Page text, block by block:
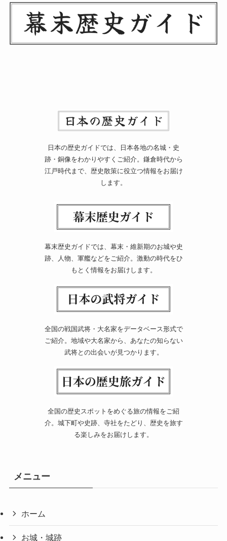
日本の歴史ガイドでは、日本各地の名城・史
跡・銅像をわかりやすくご紹介。鎌倉時代から
江戸時代まで、歴史散策に役立つ情報をお届け
します。
幕末歴史ガイドでは、幕末・維新期のお城や史
跡、人物、軍艦などをご紹介。激動の時代をひ
もとく情報をお届けします。
全国の戦国武将・大名家をデータベース形式で
ご紹介。地域や大名家から、あなたの知らない
武将との出会いが見つかります。
全国の歴史スポットをめぐる旅の情報をご紹
介。城下町や史跡、寺社をたどり、歴史を旅す
る楽しみをお届けします。
メニュー
ホーム
お城・城跡